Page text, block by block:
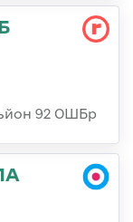
92 ОШБр